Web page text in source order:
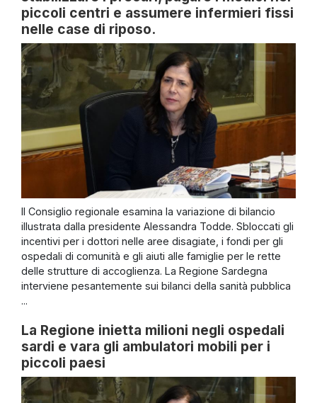
piccoli centri e assumere infermieri fissi
nelle case di riposo.
Il Consiglio regionale esamina la variazione di bilancio
illustrata dalla presidente Alessandra Todde. Sbloccati gli
incentivi per i dottori nelle aree disagiate, i fondi per gli
ospedali di comunità e gli aiuti alle famiglie per le rette
delle strutture di accoglienza. La Regione Sardegna
interviene pesantemente sui bilanci della sanità pubblica
...
La Regione inietta milioni negli ospedali
sardi e vara gli ambulatori mobili per i
piccoli paesi